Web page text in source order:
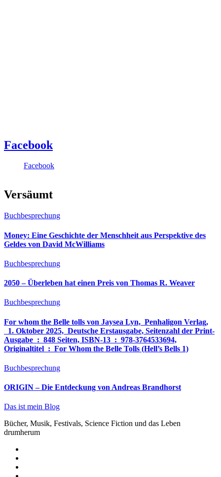
Facebook
Facebook
Versäumt
Buchbesprechung
Money: Eine Geschichte der Menschheit aus Perspektive des
Geldes von David McWilliams
Buchbesprechung
2050 – Überleben hat einen Preis von Thomas R. Weaver
Buchbesprechung
For whom the Belle tolls von Jaysea Lyn, ‎ Penhaligon Verlag,
‎ 1. Oktober 2025, ‎ Deutsche Erstausgabe, Seitenzahl der Print-
Ausgabe ‏ : ‎ 848 Seiten, ISBN-13 ‏ : ‎ 978-3764533694,
Originaltitel ‏ : ‎ For Whom the Belle Tolls (Hell’s Bells 1)
Buchbesprechung
ORIGIN – Die Entdeckung von Andreas Brandhorst
Das ist mein Blog
Bücher, Musik, Festivals, Science Fiction und das Leben
drumherum